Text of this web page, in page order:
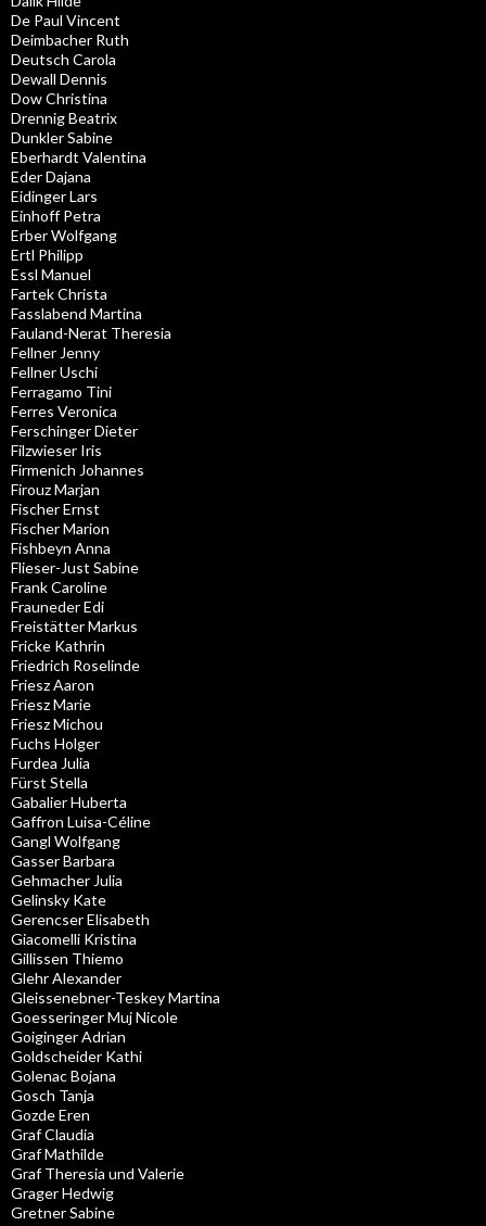
De Paul Vincent
Deimbacher Ruth
Deutsch Carola
Dewall Dennis
Dow Christina
Drennig Beatrix
Dunkler Sabine
Eberhardt Valentina
Eder Dajana
Eidinger Lars
Einhoff Petra
Erber Wolfgang
Ertl Philipp
Essl Manuel
Fartek Christa
Fasslabend Martina
Fauland-Nerat Theresia
Fellner Jenny
Fellner Uschi
Ferragamo Tini
Ferres Veronica
Ferschinger Dieter
Filzwieser Iris
Firmenich Johannes
Firouz Marjan
Fischer Ernst
Fischer Marion
Fishbeyn Anna
Flieser-Just Sabine
Frank Caroline
Frauneder Edi
Freistätter Markus
Fricke Kathrin
Friedrich Roselinde
Friesz Aaron
Friesz Marie
Friesz Michou
Fuchs Holger
Furdea Julia
Fürst Stella
Gabalier Huberta
Gaffron Luisa-Céline
Gangl Wolfgang
Gasser Barbara
Gehmacher Julia
Gelinsky Kate
Gerencser Elisabeth
Giacomelli Kristina
Gillissen Thiemo
Glehr Alexander
Gleissenebner-Teskey Martina
Goesseringer Muj Nicole
Goiginger Adrian
Goldscheider Kathi
Golenac Bojana
Gosch Tanja
Gozde Eren
Graf Claudia
Graf Mathilde
Graf Theresia und Valerie
Grager Hedwig
Gretner Sabine